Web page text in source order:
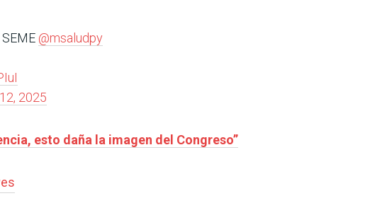
@msaludpy
2025
esto daña la imagen del Congreso”